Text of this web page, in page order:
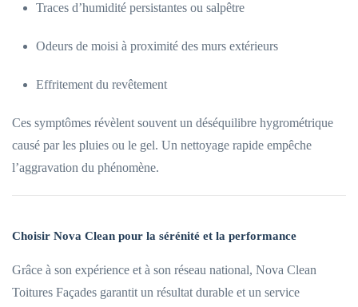
Traces d’humidité persistantes ou salpêtre
Odeurs de moisi à proximité des murs extérieurs
Effritement du revêtement
Ces symptômes révèlent souvent un déséquilibre hygrométrique
causé par les pluies ou le gel. Un nettoyage rapide empêche
l’aggravation du phénomène.
Choisir Nova Clean pour la sérénité et la performance
Grâce à son expérience et à son réseau national, Nova Clean
Toitures Façades garantit un résultat durable et un service